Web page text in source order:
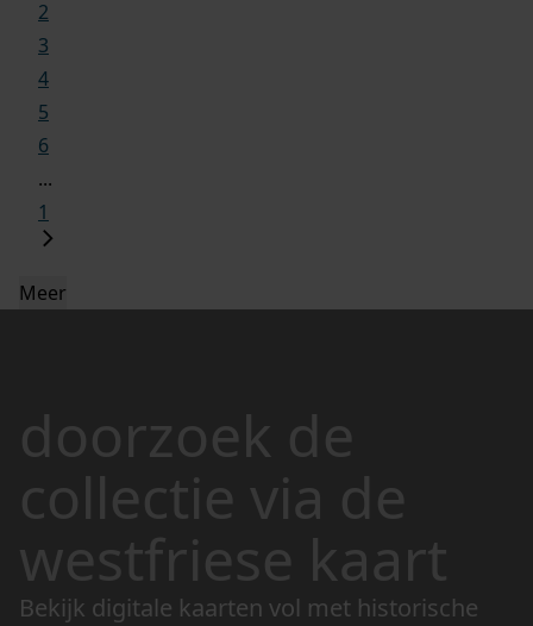
2
3
4
5
6
...
1
Meer
doorzoek de
collectie via de
westfriese kaart
Bekijk digitale kaarten vol met historische